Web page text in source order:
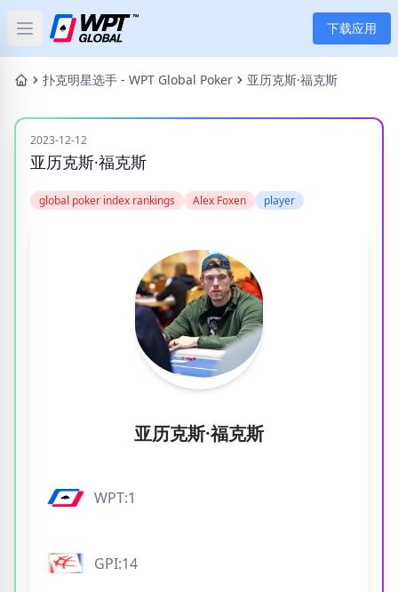
Open main menu 下载应用
首页
新闻
扑克
应用
玩家
分类
标签
扑克明星选手 - WPT Global Poker 亚历克斯·福克斯
2023-12-12
亚历克斯·福克斯
global poker index rankings Alex Foxen player
亚历克斯·福克斯
WPT:1
GPI:14